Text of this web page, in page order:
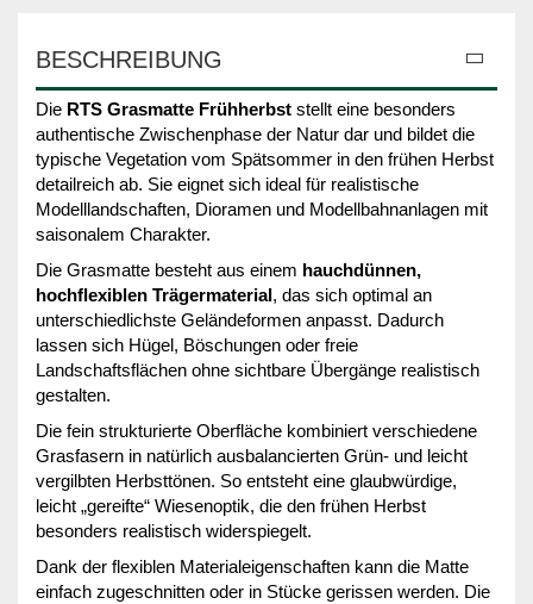
BESCHREIBUNG
Die RTS Grasmatte Frühherbst stellt eine besonders
authentische Zwischenphase der Natur dar und bildet die
typische Vegetation vom Spätsommer in den frühen Herbst
detailreich ab. Sie eignet sich ideal für realistische
Modelllandschaften, Dioramen und Modellbahnanlagen mit
saisonalem Charakter.
Die Grasmatte besteht aus einem hauchdünnen,
hochflexiblen Trägermaterial, das sich optimal an
unterschiedlichste Geländeformen anpasst. Dadurch
lassen sich Hügel, Böschungen oder freie
Landschaftsflächen ohne sichtbare Übergänge realistisch
gestalten.
Die fein strukturierte Oberfläche kombiniert verschiedene
Grasfasern in natürlich ausbalancierten Grün- und leicht
vergilbten Herbsttönen. So entsteht eine glaubwürdige,
leicht „gereifte“ Wiesenoptik, die den frühen Herbst
besonders realistisch widerspiegelt.
Dank der flexiblen Materialeigenschaften kann die Matte
einfach zugeschnitten oder in Stücke gerissen werden. Die